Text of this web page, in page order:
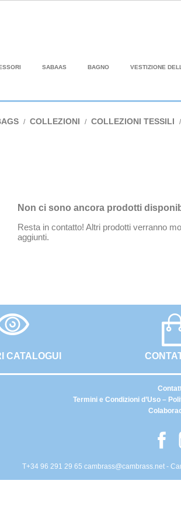
SABAAS BAGNO VESTIZIONE
COLLEZIONI COLLEZIONI TESSILI
Non ci sono ancora prodotti
Resta in contatto! Altri prodotti verranno
aggiunti.
CATALOGUI
Termini e Condizioni d’Uso –
T+34 96 291 29 65 cambrass@cambrass.net -